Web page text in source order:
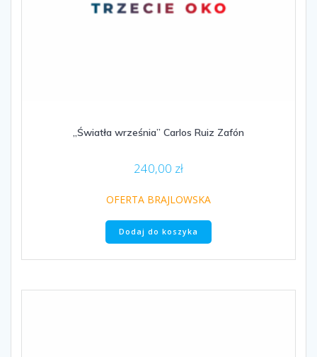
„Światła września” Carlos Ruiz Zafón
240,00 zł
OFERTA BRAJLOWSKA
Dodaj do koszyka